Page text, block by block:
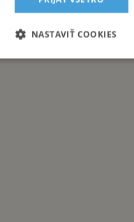
NASTAVIŤ COOKIES